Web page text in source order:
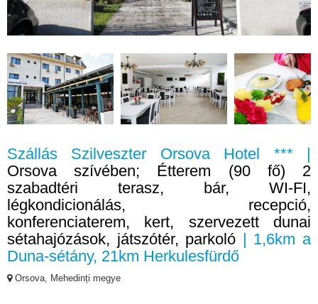
Szállás Szilveszter Orsova Hotel *** |
Orsova szívében; Étterem (90 fő) 2
szabadtéri terasz, bár, WI-FI,
légkondicionálás, recepció,
konferenciaterem, kert, szervezett dunai
sétahajózások, játszótér, parkoló | 1,6km a
Duna-sétány, 21km Herkulesfürdő
Orsova, Mehedinți megye